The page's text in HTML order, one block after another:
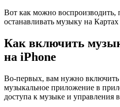
Вот как можно воспроизводить,
останавливать музыку на
Как включить
на iPhone
Во-первых, вам нужно включить
музыкальное приложение в
доступа к музыке и управления